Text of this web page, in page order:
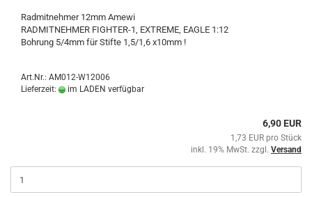
Radmitnehmer 12mm Amewi
​RADMITNEHMER FIGHTER-1, EXTREME, EAGLE 1:12
Bohrung 5/4mm für Stifte 1,5/1,6 x10mm !
Art.Nr.: AM012-W12006
Lieferzeit:
im LADEN verfügbar
6,90 EUR
1,73 EUR pro Stück
inkl. 19% MwSt. zzgl. Versand